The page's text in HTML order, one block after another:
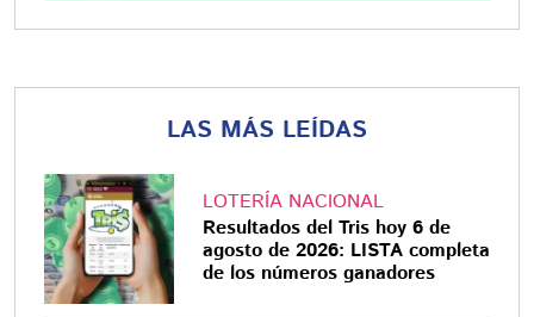
LAS MÁS LEÍDAS
LOTERÍA NACIONAL
Resultados del Tris hoy 6 de
agosto de 2026: LISTA completa
de los números ganadores